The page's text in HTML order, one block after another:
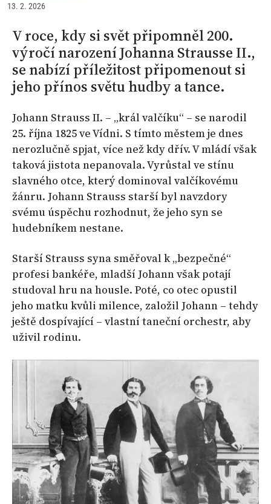
13. 2. 2026
V roce, kdy si svět připomněl 200.
výročí narození Johanna Strausse II.,
se nabízí příležitost připomenout si
jeho přínos světu hudby a tance.
Johann Strauss II. – „král valčíku“ – se narodil
25. října 1825 ve Vídni. S tímto městem je dnes
nerozlučně spjat, více než kdy dřív. V mládí však
taková jistota nepanovala. Vyrůstal ve stínu
slavného otce, který dominoval valčíkovému
žánru. Johann Strauss starší byl navzdory
svému úspěchu rozhodnut, že jeho syn se
hudebníkem nestane.
Starší Strauss syna směřoval k „bezpečné“
profesi bankéře, mladší Johann však potají
studoval hru na housle. Poté, co otec opustil
jeho matku kvůli milence, založil Johann – tehdy
ještě dospívající – vlastní taneční orchestr, aby
uživil rodinu.